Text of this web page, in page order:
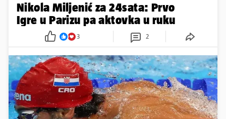
Nikola Miljenić za 24sata: Prvo
Igre u Parizu pa aktovka u ruku
3 2